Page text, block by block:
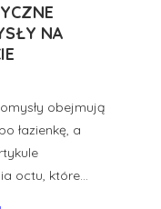
NA
obejmują
łazienkę, a
octu, które…